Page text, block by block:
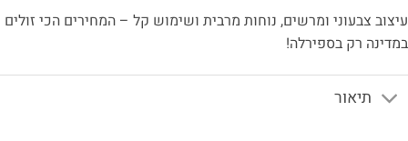
עיצוב צבעוני ומרשים, נוחות מרבית ושימוש קל – המחירים הכי זולים
במדינה רק בספירלה!
תיאור